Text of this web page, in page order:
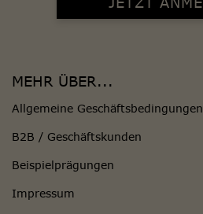
MEHR ÜBER...
Allgemeine Geschäftsbedingungen
B2B / Geschäftskunden
Beispielprägungen
Impressum